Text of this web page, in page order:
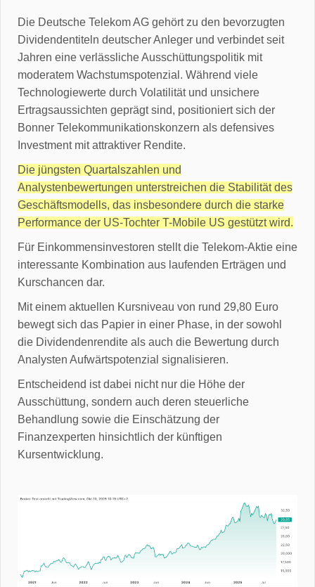
Die Deutsche Telekom AG gehört zu den bevorzugten
Dividendentiteln deutscher Anleger und verbindet seit
Jahren eine verlässliche Ausschüttungspolitik mit
moderatem Wachstumspotenzial. Während viele
Technologiewerte durch Volatilität und unsichere
Ertragsaussichten geprägt sind, positioniert sich der
Bonner Telekommunikationskonzern als defensives
Investment mit attraktiver Rendite.
Die jüngsten Quartalszahlen und
Analystenbewertungen unterstreichen die Stabilität des
Geschäftsmodells, das insbesondere durch die starke
Performance der US-Tochter T-Mobile US gestützt wird.
Für Einkommensinvestoren stellt die Telekom-Aktie eine
interessante Kombination aus laufenden Erträgen und
Kurschancen dar.
Mit einem aktuellen Kursniveau von rund 29,80 Euro
bewegt sich das Papier in einer Phase, in der sowohl
die Dividendenrendite als auch die Bewertung durch
Analysten Aufwärtspotenzial signalisieren.
Entscheidend ist dabei nicht nur die Höhe der
Ausschüttung, sondern auch deren steuerliche
Behandlung sowie die Einschätzung der
Finanzexperten hinsichtlich der künftigen
Kursentwicklung.